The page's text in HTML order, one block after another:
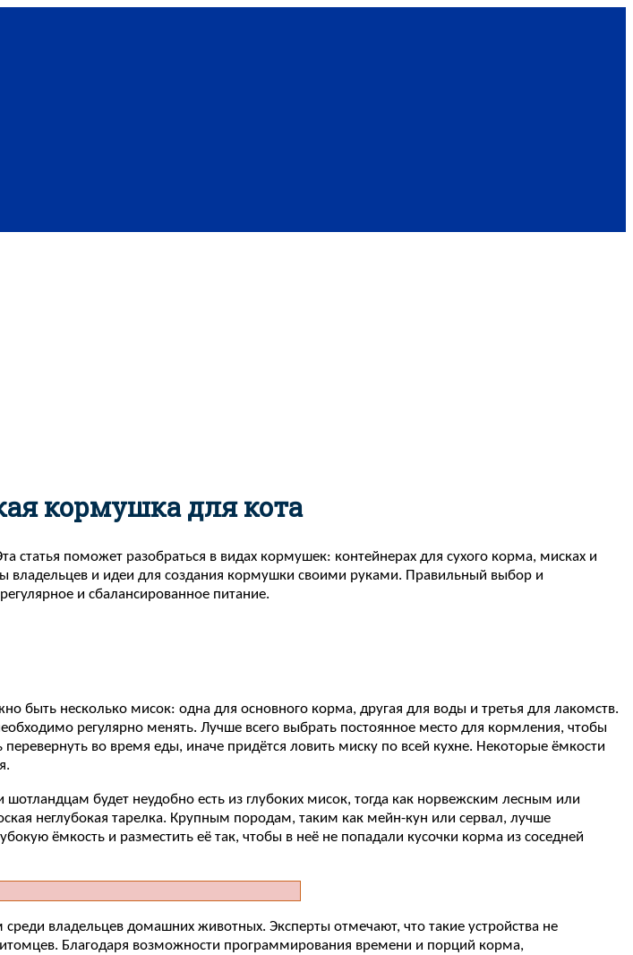
кормушка для кота
поможет разобраться в видах кормушек: контейнерах для сухого корма, мисках и
владельцев и идеи для создания кормушки своими руками. Правильный выбор и
и сбалансированное питание.
быть несколько мисок: одна для основного корма, другая для воды и третья для лакомств.
регулярно менять. Лучше всего выбрать постоянное место для кормления, чтобы
во время еды, иначе придётся ловить миску по всей кухне. Некоторые ёмкости
будет неудобно есть из глубоких мисок, тогда как норвежским лесным или
неглубокая тарелка. Крупным породам, таким как мейн-кун или сервал, лучше
ёмкость и разместить её так, чтобы в неё не попадали кусочки корма из соседней
владельцев домашних животных. Эксперты отмечают, что такие устройства не
Благодаря возможности программирования времени и порций корма,